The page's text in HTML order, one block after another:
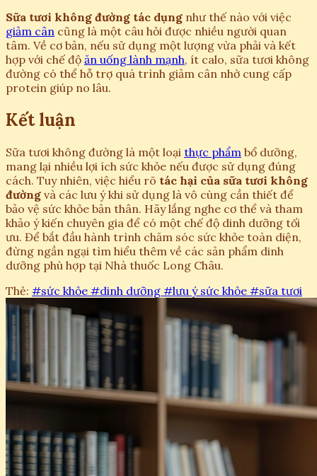
Sữa tươi không đường tác dụng như thế nào với việc
giảm cân cũng là một câu hỏi được nhiều người quan
tâm. Về cơ bản, nếu sử dụng một lượng vừa phải và kết
hợp với chế độ ăn uống lành mạnh, ít calo, sữa tươi không
đường có thể hỗ trợ quá trình giảm cân nhờ cung cấp
protein giúp no lâu.
Kết luận
Sữa tươi không đường là một loại thực phẩm bổ dưỡng,
mang lại nhiều lợi ích sức khỏe nếu được sử dụng đúng
cách. Tuy nhiên, việc hiểu rõ tác hại của sữa tươi không
đường và các lưu ý khi sử dụng là vô cùng cần thiết để
bảo vệ sức khỏe bản thân. Hãy lắng nghe cơ thể và tham
khảo ý kiến chuyên gia để có một chế độ dinh dưỡng tối
ưu. Để bắt đầu hành trình chăm sóc sức khỏe toàn diện,
đừng ngần ngại tìm hiểu thêm về các sản phẩm dinh
dưỡng phù hợp tại Nhà thuốc Long Châu.
Thẻ: #sức khỏe #dinh dưỡng #lưu ý sức khỏe #sữa tươi